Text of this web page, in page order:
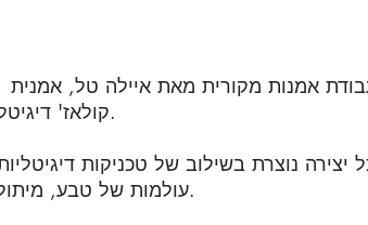
קולאז'
עולמות של טבע,